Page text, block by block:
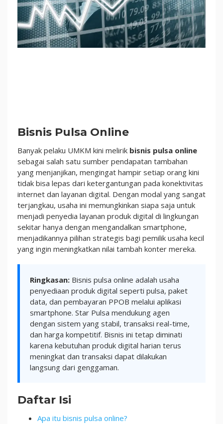
|
Star
Pulsa
Bisnis Pulsa Online
Banyak pelaku UMKM kini melirik bisnis pulsa online
sebagai salah satu sumber pendapatan tambahan
yang menjanjikan, mengingat hampir setiap orang kini
tidak bisa lepas dari ketergantungan pada konektivitas
internet dan layanan digital. Dengan modal yang sangat
terjangkau, usaha ini memungkinkan siapa saja untuk
menjadi penyedia layanan produk digital di lingkungan
sekitar hanya dengan mengandalkan smartphone,
menjadikannya pilihan strategis bagi pemilik usaha kecil
yang ingin meningkatkan nilai tambah konter mereka.
Ringkasan: Bisnis pulsa online adalah usaha
penyediaan produk digital seperti pulsa, paket
data, dan pembayaran PPOB melalui aplikasi
smartphone. Star Pulsa mendukung agen
dengan sistem yang stabil, transaksi real-time,
dan harga kompetitif. Bisnis ini tetap diminati
karena kebutuhan produk digital harian terus
meningkat dan transaksi dapat dilakukan
langsung dari genggaman.
Daftar Isi
Apa itu bisnis pulsa online?